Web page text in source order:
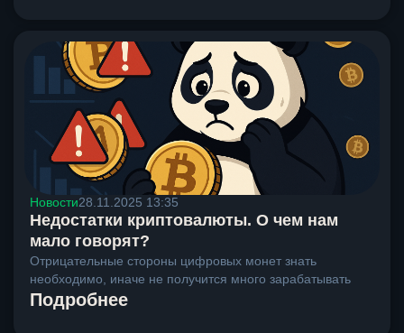
Новости28.11.2025 13:35
Недостатки криптовалюты. О чем нам
мало говорят?
Отрицательные стороны цифровых монет знать
необходимо, иначе не получится много зарабатывать
Подробнее